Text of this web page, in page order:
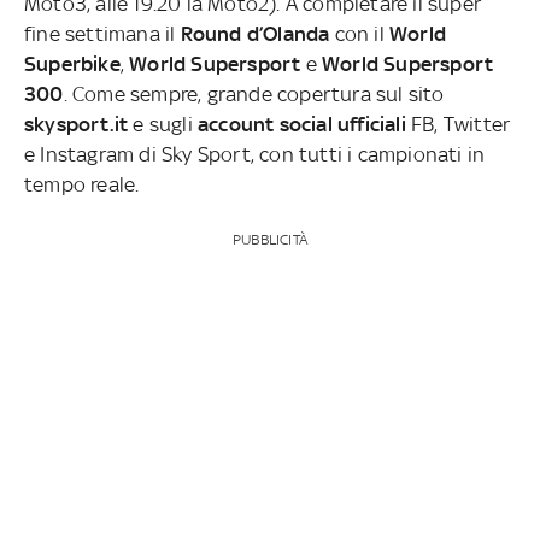
fine settimana il Round d’Olanda con ilWorld
Superbike,World Supersport eWorld Supersport
300 . Come sempre, grande copertura sul sito
skysport.it e sugliaccount social ufficiali FB, Twitter
e Instagram di Sky Sport, con tutti i campionati in
tempo reale.
PUBBLICITÀ